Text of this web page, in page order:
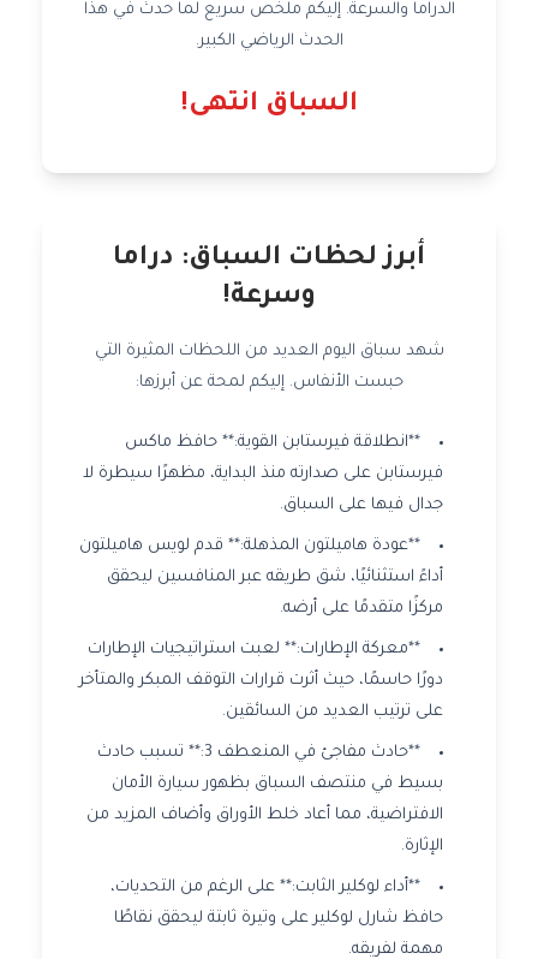
الدراما والسرعة. إليكم ملخص سريع لما حدث في هذا
الحدث الرياضي الكبير.
السباق انتهى!
أبرز لحظات السباق: دراما
وسرعة!
شهد سباق اليوم العديد من اللحظات المثيرة التي
حبست الأنفاس. إليكم لمحة عن أبرزها:
**انطلاقة فيرستابن القوية:** حافظ ماكس
فيرستابن على صدارته منذ البداية، مظهرًا سيطرة لا
جدال فيها على السباق.
**عودة هاميلتون المذهلة:** قدم لويس هاميلتون
أداءً استثنائيًا، شق طريقه عبر المنافسين ليحقق
مركزًا متقدمًا على أرضه.
**معركة الإطارات:** لعبت استراتيجيات الإطارات
دورًا حاسمًا، حيث أثرت قرارات التوقف المبكر والمتأخر
على ترتيب العديد من السائقين.
**حادث مفاجئ في المنعطف 3:** تسبب حادث
بسيط في منتصف السباق بظهور سيارة الأمان
الافتراضية، مما أعاد خلط الأوراق وأضاف المزيد من
الإثارة.
**أداء لوكلير الثابت:** على الرغم من التحديات،
حافظ شارل لوكلير على وتيرة ثابتة ليحقق نقاطًا
مهمة لفريقه.